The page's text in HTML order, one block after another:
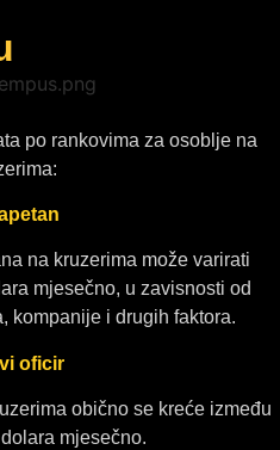
po rankovima za osoblje na
na kruzerima može varirati
mjesečno, u zavisnosti od
kompanije i drugih faktora.
oficir
obično se kreće između
mjesečno.